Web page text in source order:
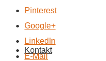
Kontakt
Pinterest
Google+
LinkedIn
E-Mail